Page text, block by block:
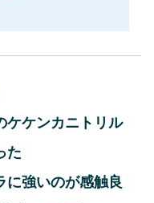
ケケンカニトリル
た
に強いのが感触良